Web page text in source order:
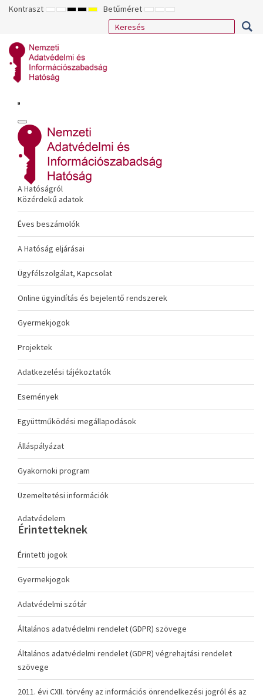
Kontraszt ALAPÉRTELMEZETT
ÉJSZAKAI
NAGY
KONTRASZTÚ
NAGY
KONTRASZTÚ
NAGY
KONTRASZTÚ
SÁRGA
FEKETE
Betűméret KISEBB
BETŰTÍPUS
ALAPÉRTELMEZETT
BETŰMÉRET
NAGYOBB
BETŰMÉRET
A Hatóságról
Közérdekű adatok
Éves beszámolók
A Hatóság eljárásai
Ügyfélszolgálat, Kapcsolat
Online ügyindítás és bejelentő rendszerek
Gyermekjogok
Projektek
Adatkezelési tájékoztatók
Események
Együttműködési megállapodások
Álláspályázat
Gyakornoki program
Üzemeltetési információk
Adatvédelem
Érintetteknek
Érintetti jogok
Gyermekjogok
Adatvédelmi szótár
Általános adatvédelmi rendelet (GDPR) szövege
Általános adatvédelmi rendelet (GDPR) végrehajtási rendelet
szövege
2011. évi CXII. törvény az információs önrendelkezési jogról és az